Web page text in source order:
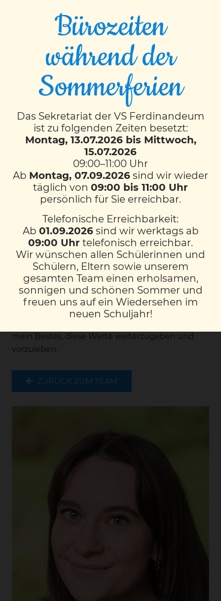
Prof. Marie-Theres
Käfer, BEd.
„Kinder machen nicht das, was wir
sagen, sondern das, was wir tun.“Jesper
Als Lehrerin möchte ich den Kindern nicht nur
Wissen vermitteln, sondern dazu beitragen, dass
sie verantwortungsbewusste, empathische und
offenherzige Individuen werden. Dabei möchte
ich die Chancen nutzen, die uns die Diversität in
den verschiedensten Kontexten bietet.
Denn Diversität ist das, was uns als Menschen
und die Welt, in der wir leben, ausmacht. Mir ist
wichtig, dass sich die Kinder zurechtfinden und
ihren Lebensweg reflektiert, weltoffen, aber auch
mein Bestes, diese Werte weiterzugeben und
vorzuleben.
ZURÜCK ZUM TEAM
Bürozeiten
während der
Sommerferien
Das Sekretariat der VS Ferdinandeum
ist zu folgenden Zeiten besetzt:
Montag, 13.07.2026 bis Mittwoch,
15.07.2026
09:00–11:00 Uhr
Ab Montag, 07.09.2026 sind wir wieder
täglich von 09:00 bis 11:00 Uhr
persönlich für Sie erreichbar.
Telefonische Erreichbarkeit:
Ab 01.09.2026sind wir werktags ab
09:00 Uhr telefonisch erreichbar.
Wir wünschen allen Schülerinnen und
Schülern, Eltern sowie unserem
gesamten Team einen erholsamen,
sonnigen und schönen Sommer und
freuen uns auf ein Wiedersehen im
neuen Schuljahr!